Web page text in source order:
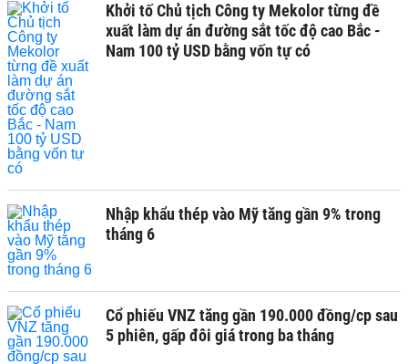
Khởi tố Chủ tịch Công ty Mekolor từng đề
xuất làm dự án đường sắt tốc độ cao Bắc -
Nam 100 tỷ USD bằng vốn tự có
Nhập khẩu thép vào Mỹ tăng gần 9% trong
tháng 6
Cổ phiếu VNZ tăng gần 190.000 đồng/cp sau
5 phiên, gấp đôi giá trong ba tháng